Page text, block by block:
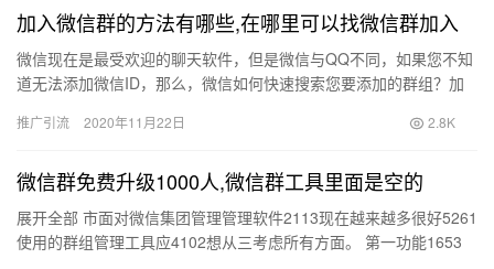
加入微信群的方法有哪些,在哪里可以找微信群加入
微信现在是最受欢迎的聊天软件，但是微信与QQ不同，如果您不知
道无法添加微信ID，那么，微信如何快速搜索您要添加的群组？加
推广引流 2020年11月22日 2.8K
微信群免费升级1000人,微信群工具里面是空的
展开全部 市面对微信集团管理管理软件2113现在越来越多很好5261
使用的群组管理工具应4102想从三考虑所有方面。 第一功能1653